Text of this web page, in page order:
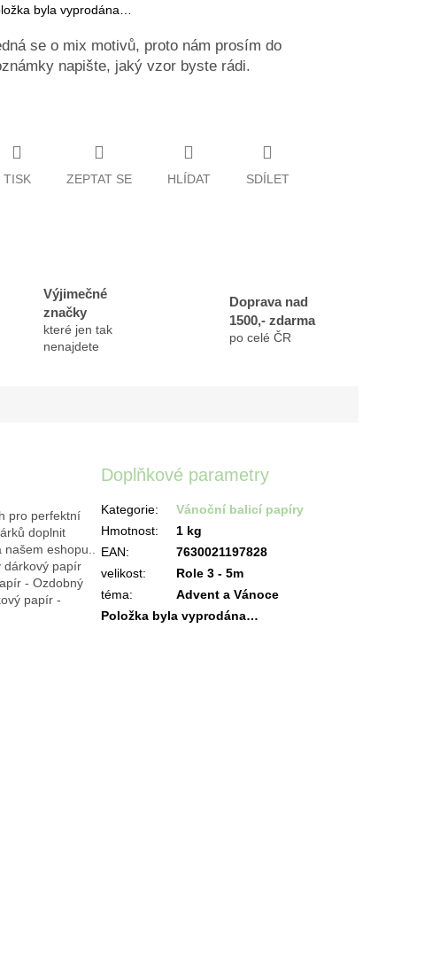
byla vyprodána…
se o mix motivů, proto nám prosím do
napište, jaký vzor byste rádi.
TISK ZEPTAT SE HLÍDAT SDÍLET
Výjimečné
značky
které jen tak
nenajdete
Doprava nad
1500,- zdarma
po celé ČR
pro perfektní
doplnit
eshopu..
dárkový papír
- Ozdobný
papír -
Doplňkové parametry
Kategorie:
Vánoční balicí papíry
Hmotnost:
1 kg
EAN:
7630021197828
velikost:
Role 3 - 5m
téma:
Advent a Vánoce
Položka byla vyprodána…